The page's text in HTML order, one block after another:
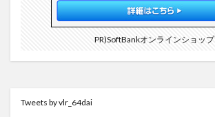
PR)SoftBankオンラインショップ
Tweets by vlr_64dai